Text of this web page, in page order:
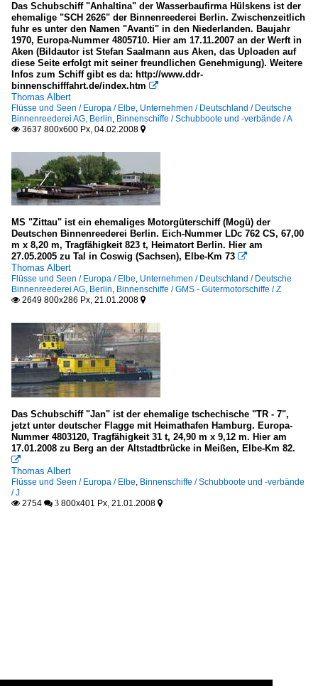
Das Schubschiff "Anhaltina" der Wasserbaufirma Hülskens ist der
ehemalige "SCH 2626" der Binnenreederei Berlin. Zwischenzeitlich
fuhr es unter den Namen "Avanti" in den Niederlanden. Baujahr
1970, Europa-Nummer 4805710. Hier am 17.11.2007 an der Werft in
Aken (Bildautor ist Stefan Saalmann aus Aken, das Uploaden auf
diese Seite erfolgt mit seiner freundlichen Genehmigung). Weitere
Infos zum Schiff gibt es da: http://www.ddr-
binnenschifffahrt.de/index.htm 
Thomas Albert
Flüsse und Seen / Europa / Elbe, Unternehmen / Deutschland / Deutsche
Binnenreederei AG, Berlin, Binnenschiffe / Schubboote und -verbände / A
 3637 800x600 Px, 04.02.2008 
MS "Zittau" ist ein ehemaliges Motorgüterschiff (Mogü) der
Deutschen Binnenreederei Berlin. Eich-Nummer LDc 762 CS, 67,00
m x 8,20 m, Tragfähigkeit 823 t, Heimatort Berlin. Hier am
27.05.2005 zu Tal in Coswig (Sachsen), Elbe-Km 73 
Thomas Albert
Flüsse und Seen / Europa / Elbe, Unternehmen / Deutschland / Deutsche
Binnenreederei AG, Berlin, Binnenschiffe / GMS - Gütermotorschiffe / Z
 2649 800x286 Px, 21.01.2008 
Das Schubschiff "Jan" ist der ehemalige tschechische "TR - 7",
jetzt unter deutscher Flagge mit Heimathafen Hamburg. Europa-
Nummer 4803120, Tragfähigkeit 31 t, 24,90 m x 9,12 m. Hier am
17.01.2008 zu Berg an der Altstadtbrücke in Meißen, Elbe-Km 82.

Thomas Albert
Flüsse und Seen / Europa / Elbe, Binnenschiffe / Schubboote und -verbände
/ J
 2754  3 800x401 Px, 21.01.2008 